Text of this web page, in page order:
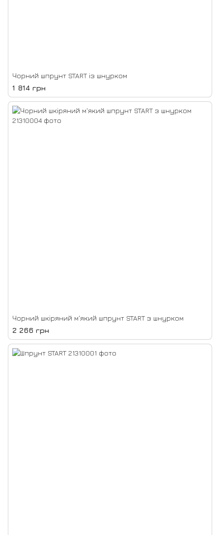
Чорний шпрунт START із шнурком
1 814 грн
Чорний шкіряний м'який шпрунт START з шнурком
2 266 грн